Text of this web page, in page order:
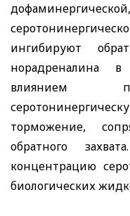
ингибируют
норадреналина
влиянием
торможение,
обратного
концентрацию
биологических